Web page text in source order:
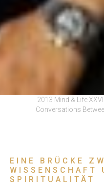
2013 Mind & Life
Conversations
EINE BRÜCKE
WISSENSCHAFT
SPIRITUALITÄT